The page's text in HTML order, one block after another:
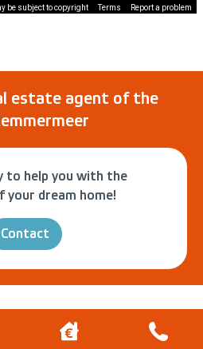
be subject to copyright Terms Report a problem
estate agent of the
to help you with the
your dream home!
Contact
About Us